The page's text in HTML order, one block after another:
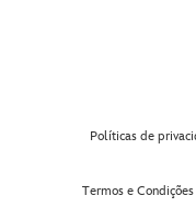
Políticas de
Termos e